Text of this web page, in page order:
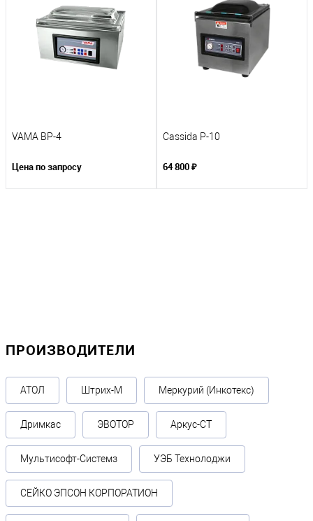
VAMA BP-4
Цена по запросу
Cassida P-10
64 800 ₽
ПРОИЗВОДИТЕЛИ
АТОЛ Штрих-М Меркурий (Инкотекс)
Дримкас ЭВОТОР Аркус-СТ
Мультисофт-Системз УЭБ Технолоджи
СЕЙКО ЭПСОН КОРПОРАТИОН